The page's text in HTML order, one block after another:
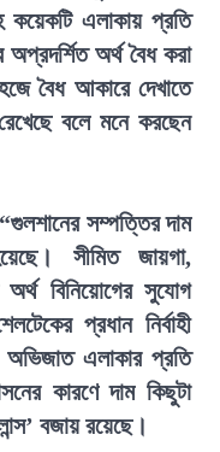
কয়েকটি এলাকায় প্রতি
অপ্রদর্শিত অর্থ বৈধ করা
বৈধ আকারে দেখাতে
বলে মনে করছেন
সম্পত্তির দাম
সীমিত জায়গা,
অর্থ বিনিয়োগের সুযোগ
প্রধান নির্বাহী
এলাকার প্রতি
কারণে দাম কিছুটা
বজায় রয়েছে।